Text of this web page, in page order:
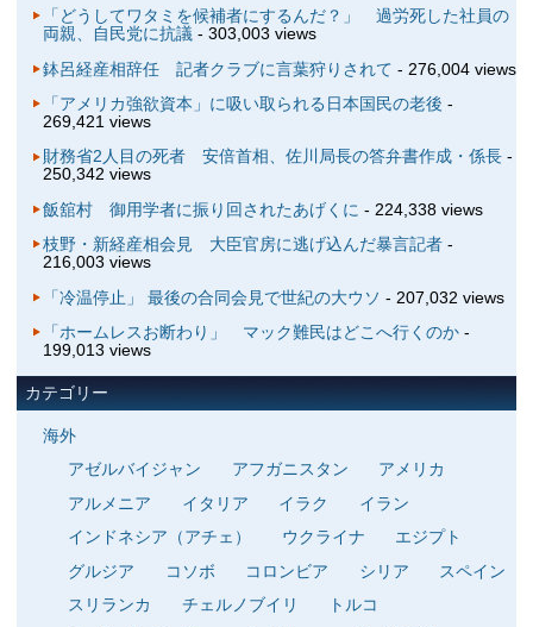
「どうしてワタミを候補者にするんだ？」 過労死した社員の
両親、自民党に抗議- 303,003 views
鉢呂経産相辞任 記者クラブに言葉狩りされて - 276,004 views
「アメリカ強欲資本」に吸い取られる日本国民の老後 -
269,421 views
財務省2人目の死者 安倍首相、佐川局長の答弁書作成・係長-
250,342 views
飯舘村 御用学者に振り回されたあげくに - 224,338 views
枝野・新経産相会見 大臣官房に逃げ込んだ暴言記者-
216,003 views
「冷温停止」 最後の合同会見で世紀の大ウソ - 207,032 views
「ホームレスお断わり」 マック難民はどこへ行くのか-
199,013 views
カテゴリー
海外
アゼルバイジャン
アフガニスタン
アメリカ
アルメニア
イタリア イラク
イラン
インドネシア（アチェ）
ウクライナ
エジプト
グルジア
コソボ コロンビア シリア
スペイン
スリランカ
チェルノブイリ
トルコ